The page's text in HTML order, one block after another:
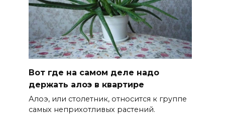
Вот где на самом деле надо
держать алоэ в квартире
Алоэ, или столетник, относится к группе
самых неприхотливых растений.